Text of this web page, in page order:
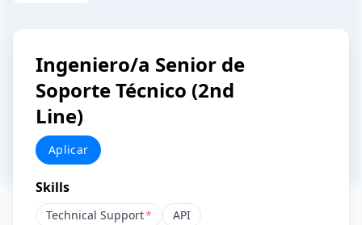
Ingeniero/a Senior de
Soporte Técnico (2nd
Line)
Aplicar
Skills
Technical Support*
API